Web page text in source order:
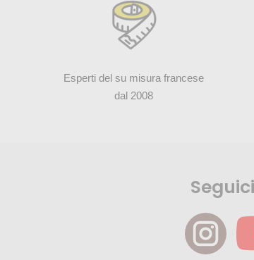
Esperti del su misura francese
dal 2008